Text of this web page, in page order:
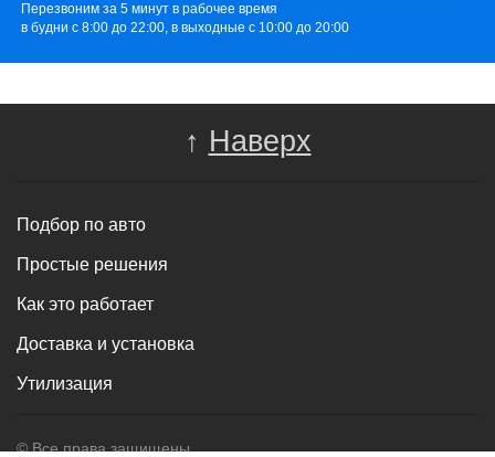
Перезвоним за 5 минут в рабочее время
в будни с 8:00 до 22:00, в выходные с 10:00 до 20:00
↑ Наверх
Подбор по авто
Простые решения
Как это работает
Доставка и установка
Утилизация
© Все права защищены.